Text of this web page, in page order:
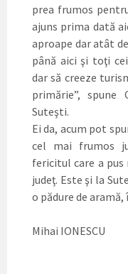
prea frumos
ajuns prima dată
aproape dar atât
până aici şi toţi
dar să creeze
primărie”, spune
Suteşti.
Ei da, acum pot
cel mai frumos
fericitul care a
judeţ. Este şi la
o pădure de
Mihai IONESCU